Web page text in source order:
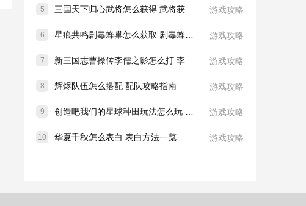
5 游戏攻略
6 游戏攻略
7 游戏攻略
8 辉烬队伍怎么搭配 配队攻略指南 游戏攻略
9 游戏攻略
10 华夏千秋怎么表白 表白方法一览 游戏攻略